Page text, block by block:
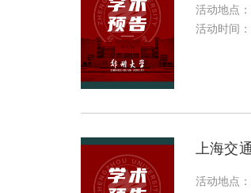
活动地点
活动时间
上海交
活动地点